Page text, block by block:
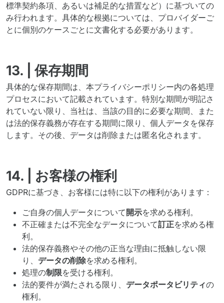
標準契約条項、あるいは補足的な措置など）に基づいての
み行われます。具体的な根拠については、プロバイダーご
とに個別のケースごとに文書化する必要があります。
13. | 保存期間
具体的な保存期間は、本プライバシーポリシー内の各処理
プロセスにおいて記載されています。特別な期間が明記さ
れていない限り、当社は、当該の目的に必要な期間、また
は法的保存義務が存在する期間に限り、個人データを保存
します。その後、データは削除または匿名化されます。
14. | お客様の権利
GDPRに基づき、お客様には特に以下の権利があります：
ご自身の個人データについて 開示を求める権利。
不正確または不完全なデータについて訂正を求める権
利。
法的保存義務やその他の正当な理由に抵触しない限
り、 データの削除を求める権利。
処理の制限を受ける権利。
法的要件が満たされる限り、 データポータビリティの
権利。